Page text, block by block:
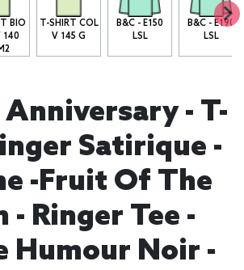
BIO
140
T-SHIRT COL
V 145 G
B&C - E150
LSL
B&C - E190
LSL
- T-
Satirique -
-Fruit Of The
- Ringer Tee -
Humour Noir -